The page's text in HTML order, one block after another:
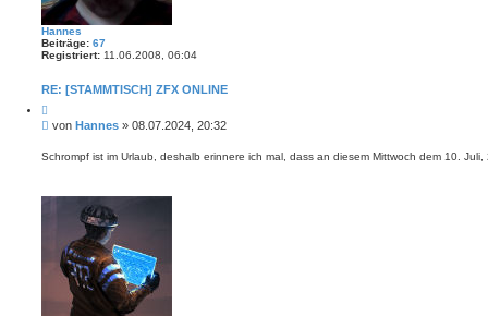
Hannes
Beiträge: 67
Registriert: 11.06.2008, 06:04
RE: [STAMMTISCH] ZFX ONLINE
i
t
e
B
i
a
von Hannes » 08.07.2024, 20:32
Schrompf ist im Urlaub, deshalb erinnere ich mal, dass an diesem Mittwoch dem 10.